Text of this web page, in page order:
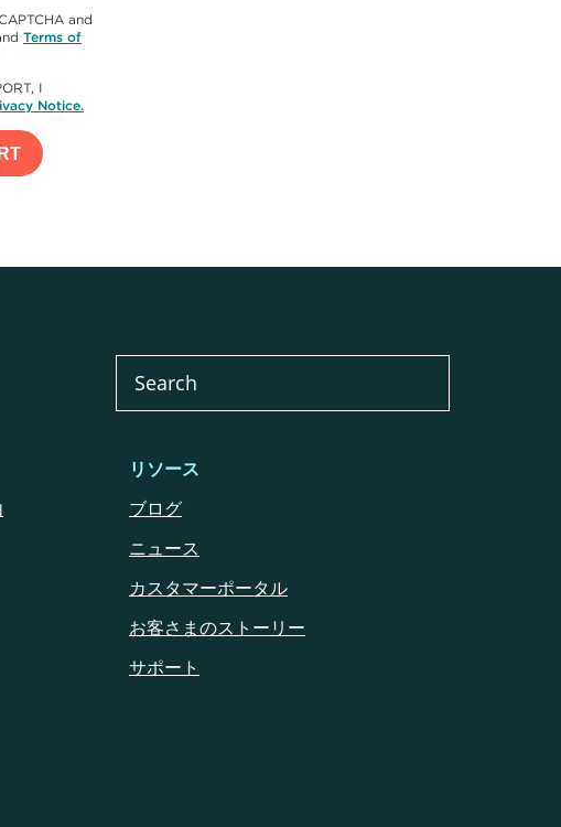
and
Terms of
I
Notice.
リソース
ブログ
ニュース
カスタマーポータル
お客さまのストーリー
サポート